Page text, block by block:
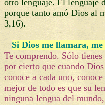
otro lenguaje. El lenguaje
porque tanto amó Dios al
3,16).
Si Dios me llamara,
Te comprendo. Sólo
por cierto que cuando
conoce a cada uno,
mejor de todo es que su
ninguna lengua del